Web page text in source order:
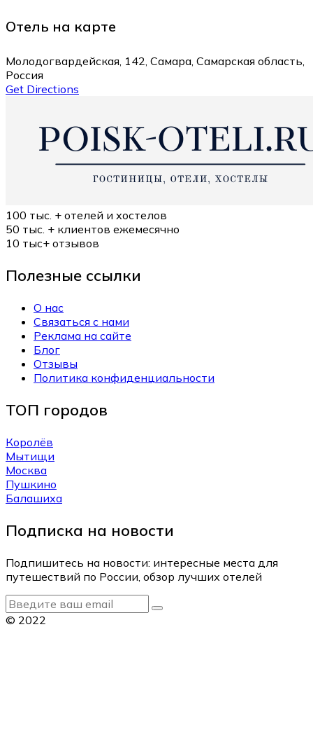
Отель на карте
Молодогвардейская, 142, Самара, Самарская область,
Россия
Get Directions
100 тыс. + отелей и хостелов
50 тыс. + клиентов ежемесячно
10 тыс+ отзывов
Полезные ссылки
О нас
Связаться с нами
Реклама на сайте
Блог
Отзывы
Политика конфиденциальности
ТОП городов
Королёв
Мытищи
Москва
Пушкино
Балашиха
Подписка на новости
Подпишитесь на новости: интересные места для
путешествий по России, обзор лучших отелей
© 2022